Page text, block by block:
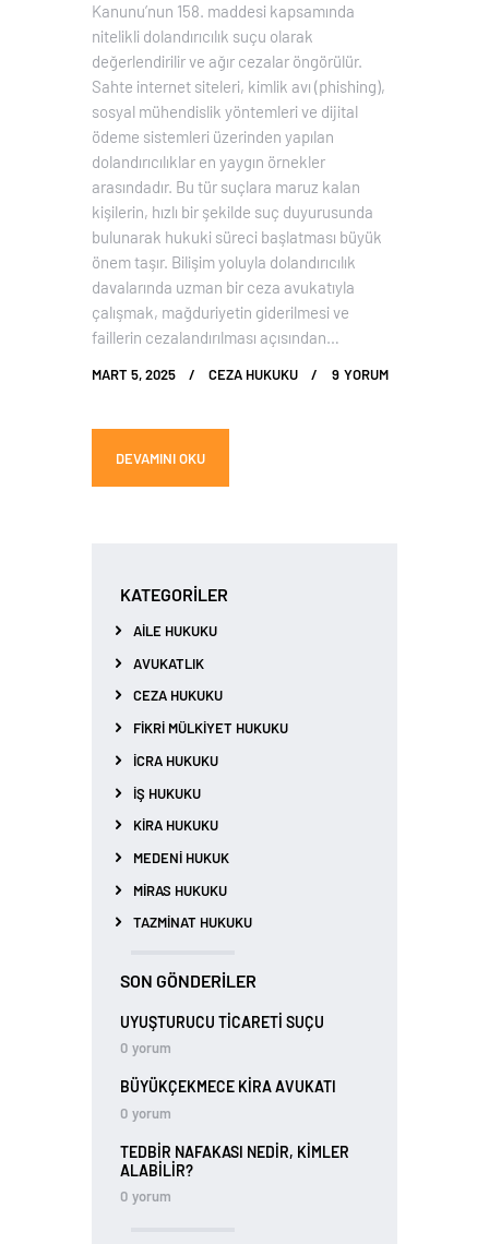
Kanunu’nun 158. maddesi kapsamında
nitelikli dolandırıcılık suçu olarak
değerlendirilir ve ağır cezalar öngörülür.
Sahte internet siteleri, kimlik avı (phishing),
sosyal mühendislik yöntemleri ve dijital
ödeme sistemleri üzerinden yapılan
dolandırıcılıklar en yaygın örnekler
arasındadır. Bu tür suçlara maruz kalan
kişilerin, hızlı bir şekilde suç duyurusunda
bulunarak hukuki süreci başlatması büyük
önem taşır. Bilişim yoluyla dolandırıcılık
davalarında uzman bir ceza avukatıyla
çalışmak, mağduriyetin giderilmesi ve
faillerin cezalandırılması açısından…
MART 5, 2025 CEZA HUKUKU 9 YORUM
DEVAMINI OKU
KATEGORILER
AILE HUKUKU
AVUKATLIK
CEZA HUKUKU
FIKRI MÜLKIYET HUKUKU
İCRA HUKUKU
İŞ HUKUKU
KIRA HUKUKU
MEDENI HUKUK
MIRAS HUKUKU
TAZMINAT HUKUKU
SON GÖNDERILER
UYUŞTURUCU TİCARETİ SUÇU
0 yorum
BÜYÜKÇEKMECE KIRA AVUKATI
0 yorum
TEDBIR NAFAKASI NEDIR, KIMLER
ALABILIR?
0 yorum